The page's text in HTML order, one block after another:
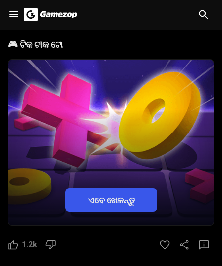
🎮ଟିକ ଟାକ ଟୋ
ଏବେ ଖେଳନ୍ତୁ
1.2k